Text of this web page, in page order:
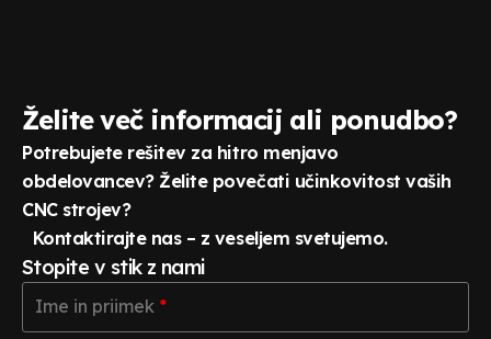
Želite več informacij ali ponudbo?
Potrebujete rešitev za hitro menjavo
obdelovancev? Želite povečati učinkovitost vaših
CNC strojev?
Kontaktirajte nas – z veseljem svetujemo.
Stopite v stik z nami
Ime
priimek
Ime in priimek *